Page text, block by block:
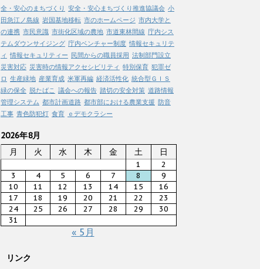
全・安心のまちづくり 安全・安心まちづくり推進協議会 小
田急江ノ島線 岩国基地移転 市のホームページ 市内大学と
の連携 市民意識 市街化区域の農地 市道東林間線 庁内シス
テムダウンサイジング 庁内ベンチャー制度 情報セキュリテ
ィ 情報セキュリティー 民間からの職員採用 法制部門設立
災害対応 災害時の情報アクセシビリティ 特別保育 犯罪ゼ
ロ 生産緑地 産業育成 米軍再編 経済活性化 統合型ＧＩＳ
緑の保全 脱たばこ 議会への報告 踏切の安全対策 道路情報
管理システム 都市計画道路 都市部における農業支援 防音
工事 青色防犯灯 食育 ｅデモクラシー
2026年8月
月
火 水 木 金 土 日
1
2
3
4 5 6 7 8
9
10
11 12 13 14 15
16
17
18 19 20 21 22
23
24
25 26 27 28 29
30
31
« 5月
リンク